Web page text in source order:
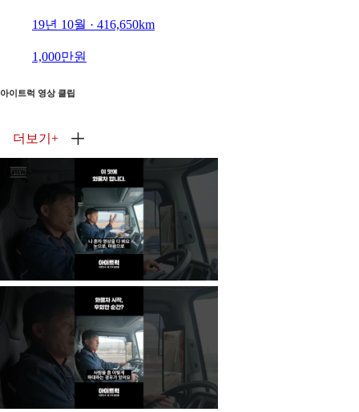
19년 10월 · 416,650km
1,000만원
아이트럭 영상 클립
더보기 +